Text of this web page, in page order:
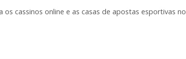
os cassinos online e as casas de apostas esportivas no